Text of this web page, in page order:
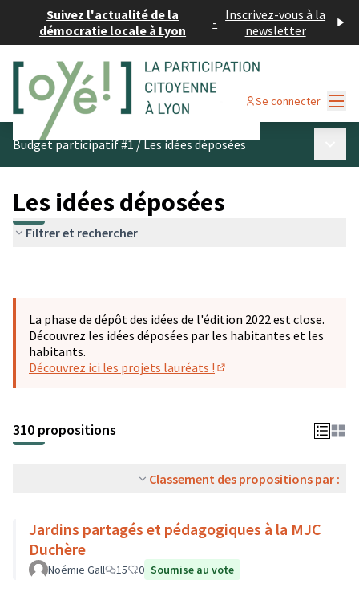
Suivez l'actualité de la
démocratie locale à Lyon
- Inscrivez-vous à la
newsletter
Se connecter
Budget participatif #1/Les idées déposées
Les idées déposées
Filtrer et rechercher
La phase de dépôt des idées de l'édition 2022 est close.
Découvrez les idées déposées par les habitantes et les
habitants.
Découvrez ici les projets lauréats !
310 propositions
Classement des propositions par :
Jardins partagés et pédagogiques à la MJC
Duchère
Noémie Gall 15 0 Soumise au vote